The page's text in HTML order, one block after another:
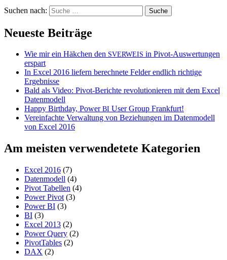
Suchen nach:
Neueste Beiträge
Wie mir ein Häkchen den SVERWEIS in Pivot-Auswertungen
erspart
In Excel 2016 liefern berechnete Felder endlich richtige
Ergebnisse
Bald als Video: Pivot-Berichte revolutionieren mit dem Excel
Datenmodell
Happy Birthday, PowerBI User Group Frankfurt!
Vereinfachte Verwaltung von Beziehungen im Datenmodell
von Excel 2016
Am meisten verwendetete Kategorien
Excel 2016 (7)
Datenmodell (4)
Pivot Tabellen (4)
Power Pivot (3)
Power BI (3)
BI (3)
Excel 2013 (2)
Power Query (2)
PivotTables (2)
DAX (2)